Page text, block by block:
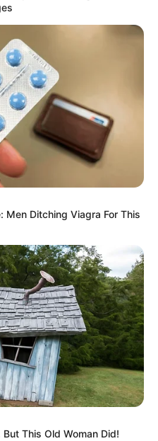
Men Ditching Viagra For This
This Old Woman Did!